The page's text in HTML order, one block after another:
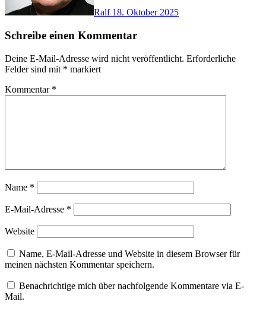
Ralf 18. Oktober 2025
Schreibe einen Kommentar
Deine E-Mail-Adresse wird nicht veröffentlicht. Erforderliche
Felder sind mit * markiert
Kommentar *
Name *
E-Mail-Adresse *
Website
Name, E-Mail-Adresse und Website in diesem Browser für
meinen nächsten Kommentar speichern.
Benachrichtige mich über nachfolgende Kommentare via E-
Mail.